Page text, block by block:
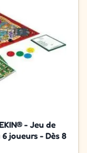
- Jeu de
joueurs - Dès 8